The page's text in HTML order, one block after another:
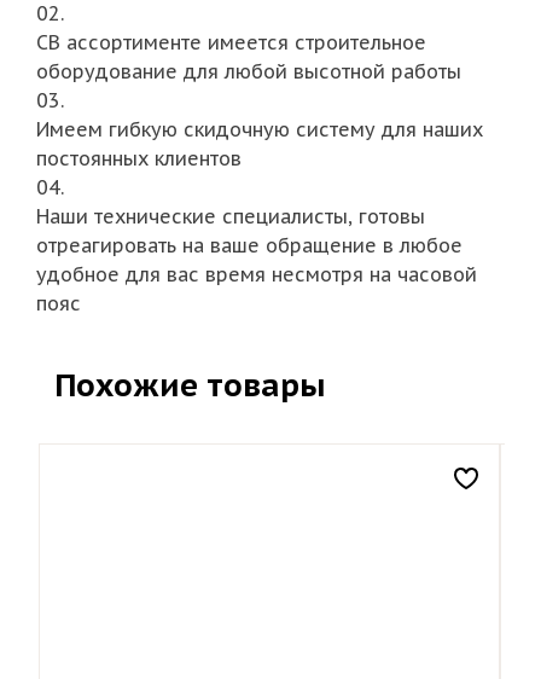
02.
СВ ассортименте имеется строительное
оборудование для любой высотной работы
03.
Имеем гибкую скидочную систему для наших
постоянных клиентов
04.
Наши технические специалисты, готовы
отреагировать на ваше обращение в любое
удобное для вас время несмотря на часовой
пояс
Похожие товары